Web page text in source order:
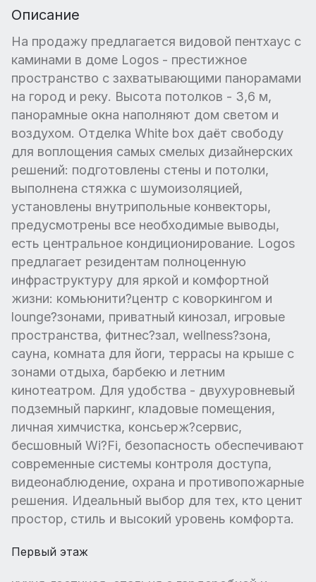
Описание
На продажу предлагается видовой пентхаус с
каминами в доме Logos - престижное
пространство с захватывающими панорамами
на город и реку. Высота потолков - 3,6 м,
панорамные окна наполняют дом светом и
воздухом. Отделка White box даёт свободу
для воплощения самых смелых дизайнерских
решений: подготовлены стены и потолки,
выполнена стяжка с шумоизоляцией,
установлены внутрипольные конвекторы,
предусмотрены все необходимые выводы,
есть центральное кондиционирование. Logos
предлагает резидентам полноценную
инфраструктуру для яркой и комфортной
жизни: комьюнити?центр с коворкингом и
lounge?зонами, приватный кинозал, игровые
пространства, фитнес?зал, wellness?зона,
сауна, комната для йоги, террасы на крыше с
зонами отдыха, барбекю и летним
кинотеатром. Для удобства - двухуровневый
подземный паркинг, кладовые помещения,
личная химчистка, консьерж?сервис,
бесшовный Wi?Fi, безопасность обеспечивают
современные системы контроля доступа,
видеонаблюдение, охрана и противопожарные
решения. Идеальный выбор для тех, кто ценит
простор, стиль и высокий уровень комфорта.
Первый этаж